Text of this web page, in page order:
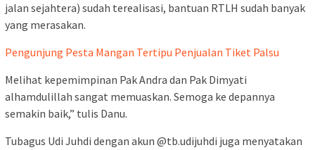
jalan sejahtera) sudah terealisasi, bantuan RTLH sudah banyak
yang merasakan.
Pengunjung Pesta Mangan Tertipu Penjualan Tiket Palsu
Melihat kepemimpinan Pak Andra dan Pak Dimyati
alhamdulillah sangat memuaskan. Semoga ke depannya
semakin baik,” tulis Danu.
Tubagus Udi Juhdi dengan akun @tb.udijuhdi juga menyatakan